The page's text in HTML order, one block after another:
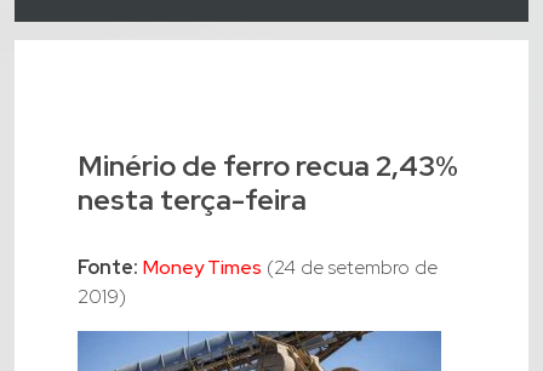
Minério de ferro recua 2,43%
nesta terça-feira
Fonte: Money Times (24 de setembro de
2019)